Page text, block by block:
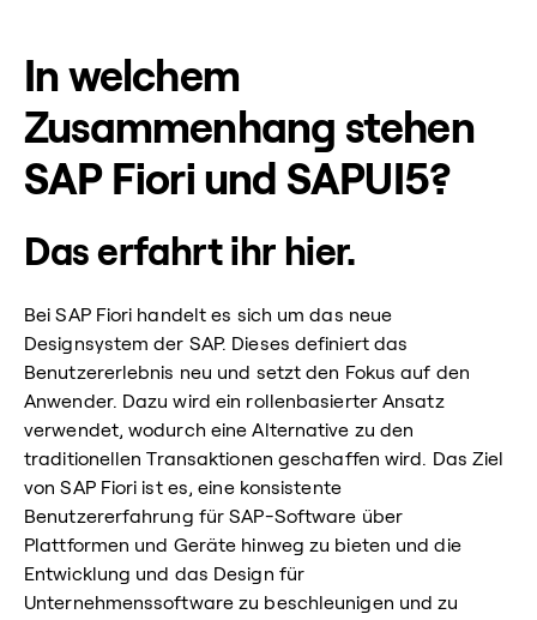
In welchem
Zusammenhang stehen
SAP Fiori und SAPUI5?
Das erfahrt ihr hier.
Bei SAP Fiori handelt es sich um das neue
Designsystem der SAP. Dieses definiert das
Benutzererlebnis neu und setzt den Fokus auf den
Anwender. Dazu wird ein rollenbasierter Ansatz
verwendet, wodurch eine Alternative zu den
traditionellen Transaktionen geschaffen wird. Das Ziel
von SAP Fiori ist es, eine konsistente
Benutzererfahrung für SAP-Software über
Plattformen und Geräte hinweg zu bieten und die
Entwicklung und das Design für
Unternehmenssoftware zu beschleunigen und zu